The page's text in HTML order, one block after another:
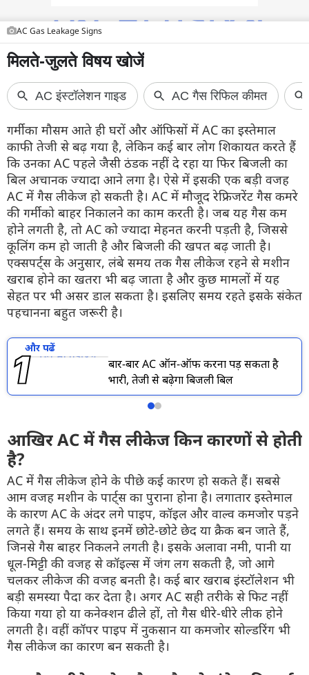
AC Gas Leakage Signs
गर्मी का मौसम आते ही घरों और ऑफिसों में AC का इस्तेमाल
काफी तेजी से बढ़ गया है, लेकिन कई बार लोग शिकायत करते हैं
कि उनका AC पहले जैसी ठंडक नहीं दे रहा या फिर बिजली का
बिल अचानक ज्यादा आने लगा है। ऐसे में इसकी एक बड़ी वजह
AC में गैस लीकेज हो सकती है। AC में मौजूद रेफ्रिजरेंट गैस कमरे
की गर्मी को बाहर निकालने का काम करती है। जब यह गैस कम
होने लगती है, तो AC को ज्यादा मेहनत करनी पड़ती है, जिससे
कूलिंग कम हो जाती है और बिजली की खपत बढ़ जाती है।
एक्सपर्ट्स के अनुसार, लंबे समय तक गैस लीकेज रहने से मशीन
खराब होने का खतरा भी बढ़ जाता है और कुछ मामलों में यह
सेहत पर भी असर डाल सकता है। इसलिए समय रहते इसके संकेत
पहचानना बहुत जरूरी है।
और पढें
बार-बार AC ऑन-ऑफ करना पड़ सकता है
भारी, तेजी से बढ़ेगा बिजली बिल
आखिर AC में गैस लीकेज किन कारणों से होती
है?
AC में गैस लीकेज होने के पीछे कई कारण हो सकते हैं। सबसे
आम वजह मशीन के पार्ट्स का पुराना होना है। लगातार इस्तेमाल
के कारण AC के अंदर लगे पाइप, कॉइल और वाल्व कमजोर पड़ने
लगते हैं। समय के साथ इनमें छोटे-छोटे छेद या क्रैक बन जाते हैं,
जिनसे गैस बाहर निकलने लगती है। इसके अलावा नमी, पानी या
धूल-मिट्टी की वजह से कॉइल्स में जंग लग सकती है, जो आगे
चलकर लीकेज की वजह बनती है। कई बार खराब इंस्टॉलेशन भी
बड़ी समस्या पैदा कर देता है। अगर AC सही तरीके से फिट नहीं
किया गया हो या कनेक्शन ढीले हों, तो गैस धीरे-धीरे लीक होने
लगती है। वहीं कॉपर पाइप में नुकसान या कमजोर सोल्डरिंग भी
गैस लीकेज का कारण बन सकती है।